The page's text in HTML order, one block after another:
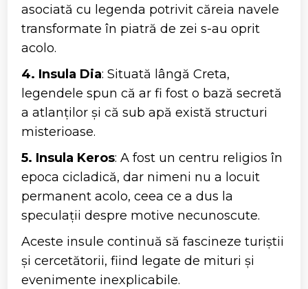
asociată cu legenda potrivit căreia navele
transformate în piatră de zei s-au oprit
acolo.
4. Insula Dia: Situată lângă Creta,
legendele spun că ar fi fost o bază secretă
a atlanților și că sub apă există structuri
misterioase.
5. Insula Keros: A fost un centru religios în
epoca cicladică, dar nimeni nu a locuit
permanent acolo, ceea ce a dus la
speculații despre motive necunoscute.
Aceste insule continuă să fascineze turiștii
și cercetătorii, fiind legate de mituri și
evenimente inexplicabile.